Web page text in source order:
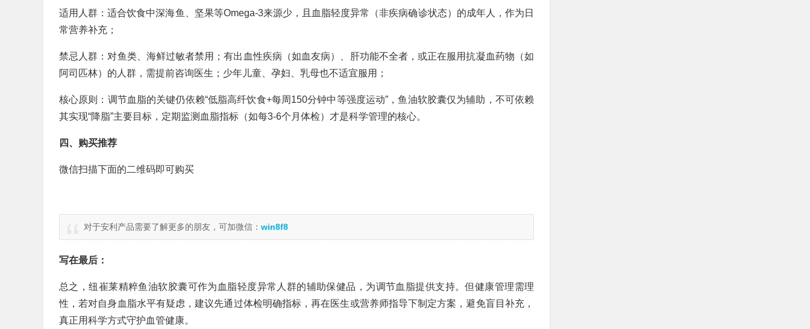
适用人群：适合饮食中深海鱼、坚果等Omega-3来源少，且血脂轻度异常（非疾病确诊状态）的成年人，作为日
常营养补充；
禁忌人群：对鱼类、海鲜过敏者禁用；有出血性疾病（如血友病）、肝功能不全者，或正在服用抗凝血药物（如
阿司匹林）的人群，需提前咨询医生；少年儿童、孕妇、乳母也不适宜服用；
核心原则：调节血脂的关键仍依赖“低脂高纤饮食+每周150分钟中等强度运动”，鱼油软胶囊仅为辅助，不可依赖
其实现“降脂”主要目标，定期监测血脂指标（如每3-6个月体检）才是科学管理的核心。
四、购买推荐
微信扫描下面的二维码即可购买
对于安利产品需要了解更多的朋友，可加微信： win8f8
写在最后：
总之，纽崔莱精粹鱼油软胶囊可作为血脂轻度异常人群的辅助保健品，为调节血脂提供支持。但健康管理需理
性，若对自身血脂水平有疑虑，建议先通过体检明确指标，再在医生或营养师指导下制定方案，避免盲目补充，
真正用科学方式守护血管健康。